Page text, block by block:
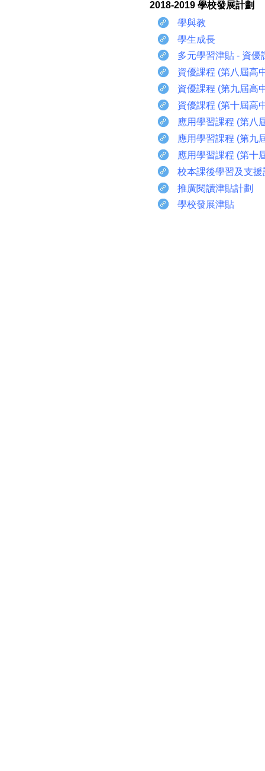
2018-2019 學校發展計劃
學與教
學生成長
多元學習津貼 - 資優
資優課程 (第八屆高
資優課程 (第九屆高
資優課程 (第十屆高
應用學習課程 (第八
應用學習課程 (第九
應用學習課程 (第十
校本課後學習及支援
推廣閱讀津貼計劃
學校發展津貼